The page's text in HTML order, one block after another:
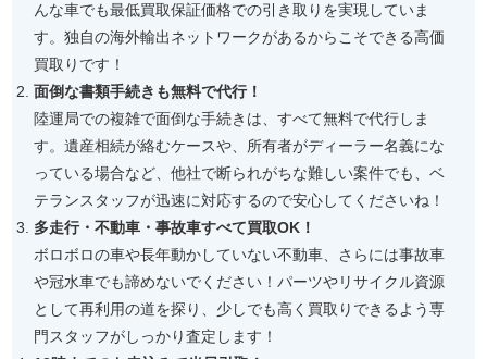
んな車でも最低買取保証価格での引き取りを実現していま
す。独自の海外輸出ネットワークがあるからこそできる高価
買取りです！
面倒な書類手続きも無料で代行！
陸運局での複雑で面倒な手続きは、すべて無料で代行しま
す。遺産相続が絡むケースや、所有者がディーラー名義にな
っている場合など、他社で断られがちな難しい案件でも、ベ
テランスタッフが迅速に対応するので安心してくださいね！
多走行・不動車・事故車すべて買取OK！
ボロボロの車や長年動かしていない不動車、さらには事故車
や冠水車でも諦めないでください！パーツやリサイクル資源
として再利用の道を探り、少しでも高く買取りできるよう専
門スタッフがしっかり査定します！